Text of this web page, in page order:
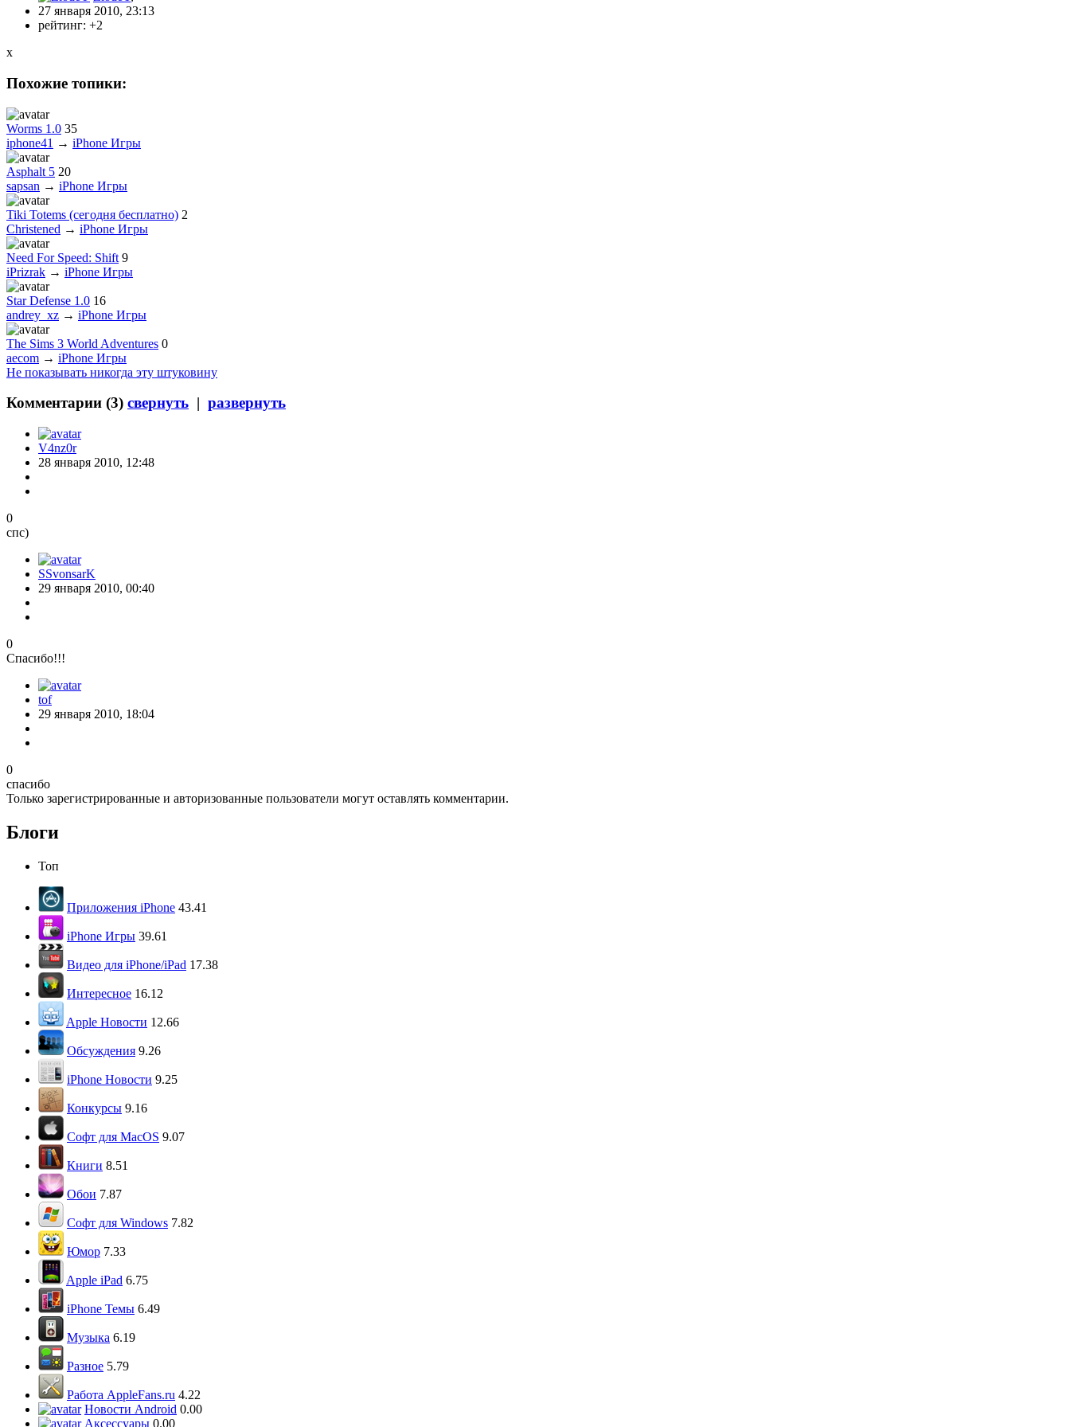
27 января 2010, 23:13
рейтинг: +2
x
Похожие топики:
Worms 1.0 35
iphone41 → iPhone Игры
Asphalt 5 20
sapsan → iPhone Игры
Tiki Totems (сегодня бесплатно) 2
Christened → iPhone Игры
Need For Speed: Shift 9
iPrizrak → iPhone Игры
Star Defense 1.0 16
andrey_xz → iPhone Игры
The Sims 3 World Adventures 0
aecom → iPhone Игры
Не показывать никогда эту штуковину
Комментарии (3) свернуть | развернуть
V4nz0r
28 января 2010, 12:48
0
спс)
SSvonsarK
29 января 2010, 00:40
0
Спасибо!!!
tof
29 января 2010, 18:04
0
спасибо
Только зарегистрированные и авторизованные пользователи могут оставлять комментарии.
Блоги
Топ
Приложения iPhone 43.41
iPhone Игры 39.61
Видео для iPhone/iPad 17.38
Интересное 16.12
Apple Новости 12.66
Обсуждения 9.26
iPhone Новости 9.25
Конкурсы 9.16
Софт для MacOS 9.07
Книги 8.51
Обои 7.87
Софт для Windows 7.82
Юмор 7.33
Apple iPad 6.75
iPhone Темы 6.49
Музыка 6.19
Разное 5.79
Работа AppleFans.ru 4.22
Новости Android 0.00
Аксессуары 0.00